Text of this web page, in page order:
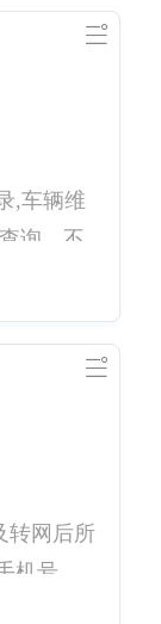
内若有相
,车辆维
询，不同
明细
查询维保
失败 一
分订单
之后会关
或者没录
转网后所
机号 可
时查询运